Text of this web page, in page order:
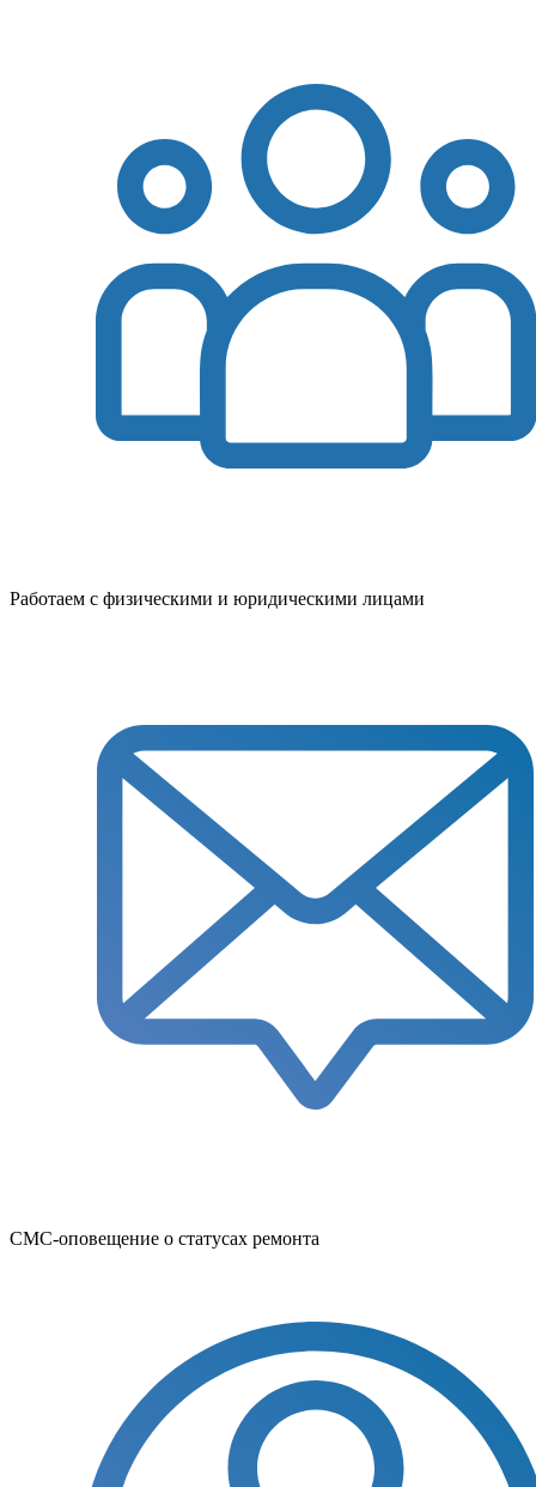
Работаем с физическими и юридическими лицами
СМС-оповещение о статусах ремонта